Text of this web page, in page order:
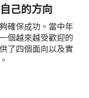
己的方向
確保成功。當中年
個越來越受歡迎的
了四個面向以及實